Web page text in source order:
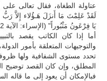
عتاولة الطغاة، فقال تعالى
لَقَدْ عَلِمْتَ مَا أَنزَلَ هَـؤُلاء إِلاَّ
يَا فِرْعَونُ مَثْبُوراً" (الإسراء: الآية 102).
أما إذا كان الكاتب يقصد
والتوجيهات المتعلقة بأمور
تحدد مستوى الشفافية ولها
المطلق، وإن كان القصد توضيح
فبالإمكان أن يعود إلى ما قاله